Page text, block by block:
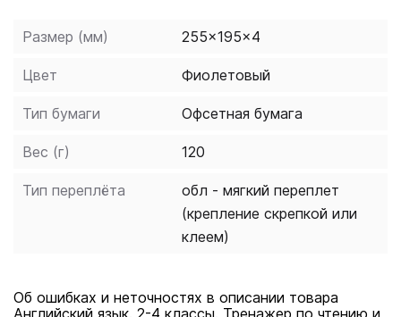
задания.
Размер (мм) 255x195x4
Цвет Фиолетовый
Тип бумаги Офсетная бумага
Вес (г) 120
Тип переплёта
обл - мягкий переплет
(крепление скрепкой или
клеем)
Об ошибках и неточностях в описании товара
Английский язык. 2-4 классы. Тренажер по чтению и